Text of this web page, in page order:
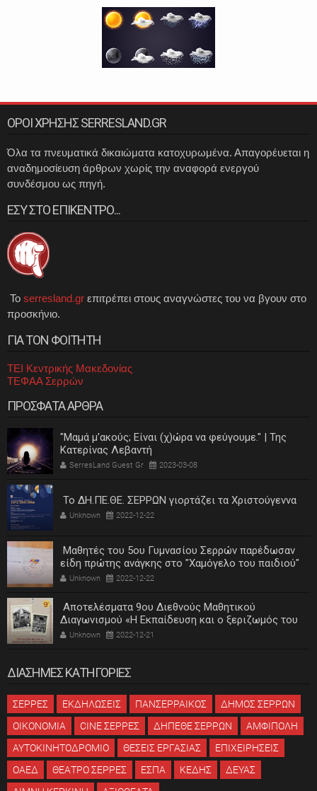
ΟΡΟΙ ΧΡΗΣΗΣ SERRESLAND.GR
Όλα τα πνευματικά δικαιώματα κατοχυρωμένα. Απαγορέυεται η
αναδημοσίευση άρθρων χωρίς την αναφορά ενεργού
συνδέσμου ως πηγή.
ΕΣΥ ΣΤΟ ΕΠΙΚΕΝΤΡΟ...
Το serresland.gr επιτρέπει στους αναγνώστες του να βγουν στο
προσκήνιο.
ΓΙΑ ΤΟΝ ΦΟΙΤΗΤΗ
ΤΕΙ Κεντρικής Μακεδονίας
ΤΕΦΑΑ Σερρών
ΠΡΟΣΦΑΤΑ ΑΡΘΡΑ
"Μαμά μ'ακούς; Είναι (χ)ώρα να φεύγουμε." | Της
Κατερίνας Λεβαντή
SerresLand Guest Gr 2023-03-08
Το ΔΗ.ΠΕ.ΘΕ. ΣΕΡΡΩΝ γιορτάζει τα Χριστούγεννα
Unknown 2022-12-22
Μαθητές του 5ου Γυμνασίου Σερρών παρέδωσαν
είδη πρώτης ανάγκης στο "Χαμόγελο του παιδιού"
Unknown 2022-12-22
Αποτελέσματα 9ου Διεθνούς Μαθητικού
Διαγωνισμού «Η Εκπαίδευση και ο ξεριζωμός του
ελληνισμού»
Unknown 2022-12-21
ΔΙΑΣΗΜΕΣ ΚΑΤΗΓΟΡΙΕΣ
ΣΕΡΡΕΣ ΕΚΔΗΛΩΣΕΙΣ ΠΑΝΣΕΡΡΑΙΚΟΣ
ΔΗΜΟΣ ΣΕΡΡΩΝ
ΟΙΚΟΝΟΜΙΑ
CINE ΣΕΡΡΕΣ ΔΗΠΕΘΕ ΣΕΡΡΩΝ
ΑΜΦΙΠΟΛΗ
ΑΥΤΟΚΙΝΗΤΟΔΡΟΜΙΟ
ΘΕΣΕΙΣ ΕΡΓΑΣΙΑΣ
ΕΠΙΧΕΙΡΗΣΕΙΣ
ΟΑΕΔ
ΘΕΑΤΡΟ ΣΕΡΡΕΣ ΕΣΠΑ ΚΕΔΗΣ
ΔΕΥΑΣ